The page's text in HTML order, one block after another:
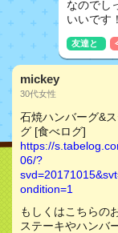
なのでし
いいです
友達と
mickey
30代女性
石焼ハンバーグ&
グ [食べログ]
https://
06/?
ondition=1
もしくはこちらの
ステーキやハンバ